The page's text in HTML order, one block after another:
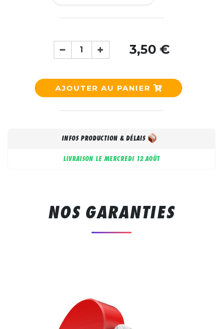
3,50 €
AJOUTER AU PANIER
INFOS PRODUCTION & DÉLAIS
LIVRAISON LE MERCREDI 12 AOÛT
NOS GARANTIES